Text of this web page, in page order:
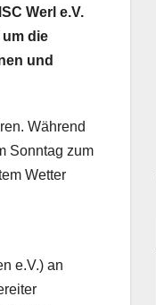
Werl e.V.
die
und
Während
Sonntag zum
Wetter
e.V.) an